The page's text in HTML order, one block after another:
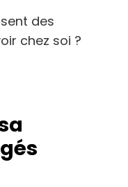
des
chez soi ?